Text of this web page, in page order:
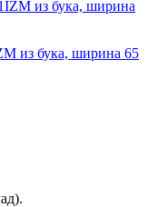
из бука, ширина 65